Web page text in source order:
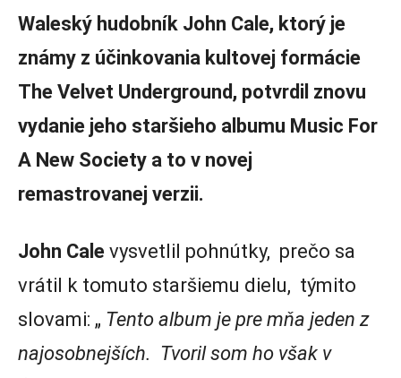
Waleský hudobník John Cale, ktorý je
známy z účinkovania kultovej formácie
The Velvet Underground, potvrdil znovu
vydanie jeho staršieho albumu Music For
A New Society a to v novej
remastrovanej verzii.
John Cale vysvetlil pohnútky, prečo sa
vrátil k tomuto staršiemu dielu, týmito
slovami: „ Tento album je pre mňa jeden z
najosobnejších. Tvoril som ho však v